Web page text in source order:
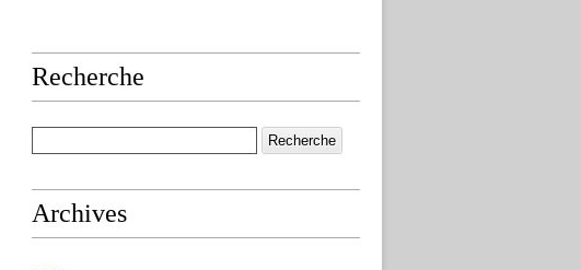
Recherche
Archives